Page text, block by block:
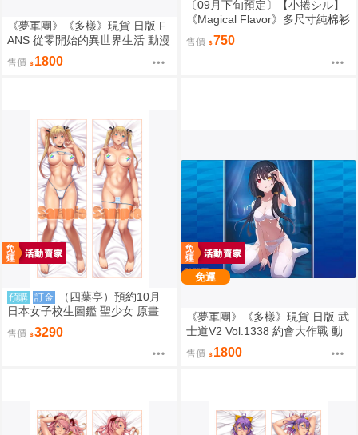
《夢軍團》《多樣》現貨 日版 F
ANS 從零開始的異世界生活 動漫
桌墊 卡墊 雷姆
售價 1800
〔09月下旬預定〕【小捲シル】
《Magical Flavor》多尺寸純棉衫
⬢黑市兔－星球蛋糕捲☆ (parod
y: maimai マイマイ) FF47
售價 750
預購 訂金
（四葉亭）預約10月
日本女子校生圖鑑 聖少女 原畫
嵯峨野えみる 日曬ver 抱枕套 08
26
售價 3290
免運
《夢軍團》《多樣》現貨 日版 武
士道V2 Vol.1338 約會大作戰 動
漫桌墊 卡墊 時崎狂三
售價 1800